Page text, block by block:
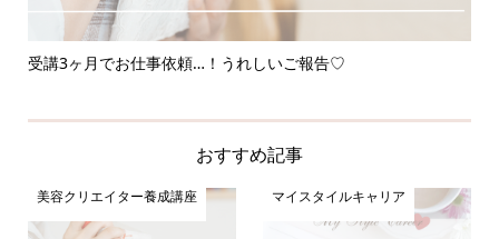
受講3ヶ月でお仕事依頼…！うれしいご報告♡
おすすめ記事
美容クリエイター養成講座 マイスタイルキャリア